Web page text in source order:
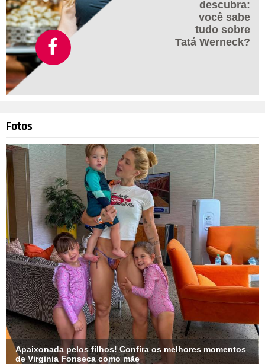
descubra:
você sabe
tudo sobre
Tatá Werneck?
Fotos
Apaixonada pelos filhos! Confira os melhores momentos
de Virginia Fonseca como mãe